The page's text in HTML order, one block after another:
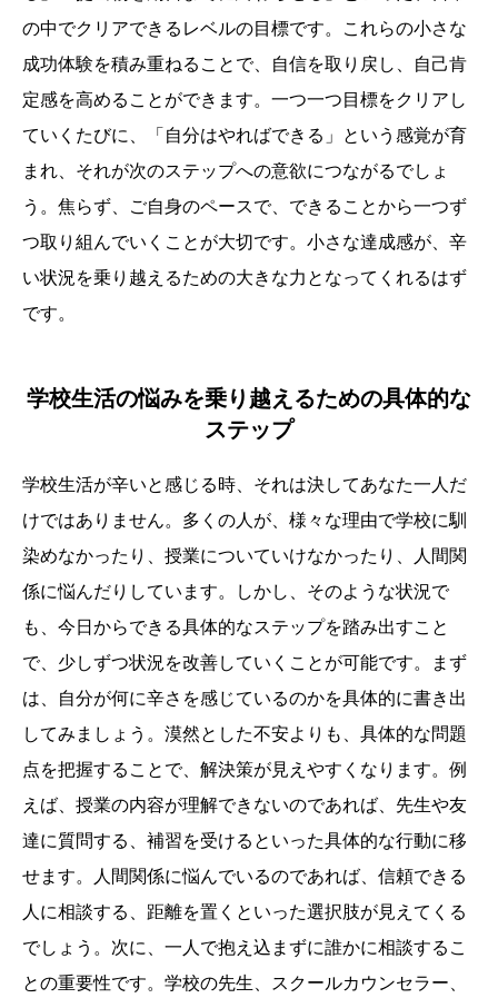
の中でクリアできるレベルの目標です。これらの小さな
成功体験を積み重ねることで、自信を取り戻し、自己肯
定感を高めることができます。一つ一つ目標をクリアし
ていくたびに、「自分はやればできる」という感覚が育
まれ、それが次のステップへの意欲につながるでしょ
う。焦らず、ご自身のペースで、できることから一つず
つ取り組んでいくことが大切です。小さな達成感が、辛
い状況を乗り越えるための大きな力となってくれるはず
です。
学校生活の悩みを乗り越えるための具体的な
ステップ
学校生活が辛いと感じる時、それは決してあなた一人だ
けではありません。多くの人が、様々な理由で学校に馴
染めなかったり、授業についていけなかったり、人間関
係に悩んだりしています。しかし、そのような状況で
も、今日からできる具体的なステップを踏み出すこと
で、少しずつ状況を改善していくことが可能です。まず
は、自分が何に辛さを感じているのかを具体的に書き出
してみましょう。漠然とした不安よりも、具体的な問題
点を把握することで、解決策が見えやすくなります。例
えば、授業の内容が理解できないのであれば、先生や友
達に質問する、補習を受けるといった具体的な行動に移
せます。人間関係に悩んでいるのであれば、信頼できる
人に相談する、距離を置くといった選択肢が見えてくる
でしょう。次に、一人で抱え込まずに誰かに相談するこ
との重要性です。学校の先生、スクールカウンセラー、